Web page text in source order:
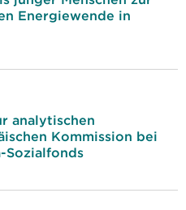
Energiewende in
analytischen
Kommission bei
Sozialfonds